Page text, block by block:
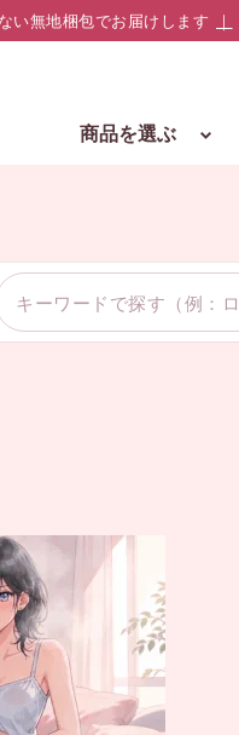
商品を選ぶ
い無地梱包でお届けします